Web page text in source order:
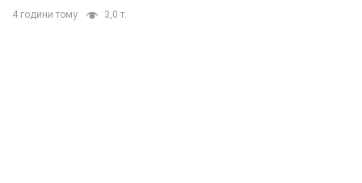
4 години тому 3,0 т.